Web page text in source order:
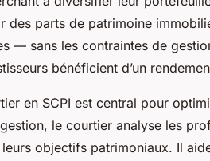
des parts de patrimoine
— sans les contraintes de
bénéficient d’un
en SCPI est central pour
le courtier analyse les
leurs objectifs patrimoniaux. Il